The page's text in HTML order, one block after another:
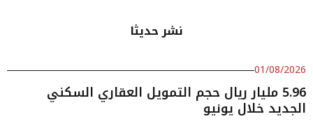
نشر حديثا
01/08/2026
5.96 مليار ريال حجم التمويل العقاري السكني
الجديد خلال يونيو